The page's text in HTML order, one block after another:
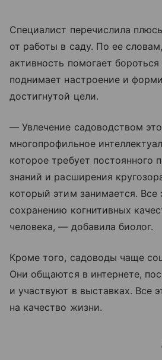
Специалист перечислила
от работы в саду. По ее
активность помогает
поднимает настроение и
достигнутой цели.
— Увлечение садоводством
многопрофильное
которое требует постоянного
знаний и расширения
который этим занимается. Все
сохранению когнитивных
человека, — добавила биолог.
Кроме того, садоводы чаще
Они общаются в интернете,
и участвуют в выставках. Все
на качество жизни.